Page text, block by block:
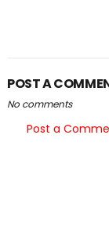
POST A
No comments
Post a